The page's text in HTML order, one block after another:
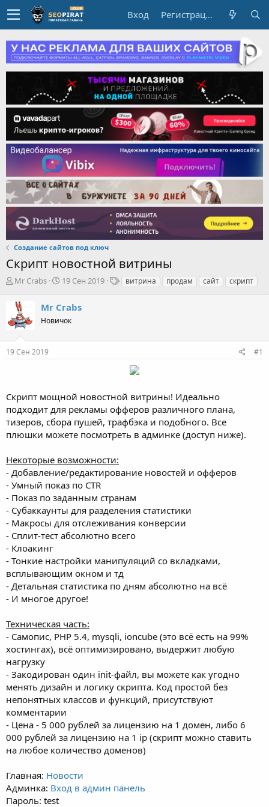
Вход Регистрация
Создание сайтов под ключ
Скрипт новостной витрины
А
т
о
р
м
Mr Crabs
Д
а
н
19 Сен 2019
Т витрина продам сайт скрипт
Mr Crabs
Новичок
19 Сен 2019 #1
Скрипт мощной новостной витрины! Идеально
подходит для рекламы офферов различного плана,
тизеров, сбора пушей, трафбэка и подобного. Все
плюшки можете посмотреть в админке (доступ ниже).
Некоторые возможности:
- Добавление/редактирование новостей и офферов
- Умный показ по CTR
- Показ по заданным странам
- Субаккаунты для разделения статистики
- Макросы для отслеживания конверсии
- Сплит-тест абсолютно всего
- Клоакинг
- Тонкие настройки манипуляций со вкладками,
всплывающим окном и тд
- Детальная статистика по дням абсолютно на всё
- И многое другое!
Техническая часть:
- Самопис, PHP 5.4, mysqli, ioncube (это всё есть на 99%
хостингах), всё оптимизировано, выдержит любую
нагрузку
- Закодирован один init-файл, вы можете как угодно
менять дизайн и логику скрипта. Код простой без
непонятных классов и функций, присутствуют
комментарии
- Цена - 5 000 рублей за лицензию на 1 домен, либо 6
000 рублей за лицензию на 1 ip (скрипт можно ставить
на любое количество доменов)
Главная: Новости
Админка: Вход в админ панель
Пароль: test